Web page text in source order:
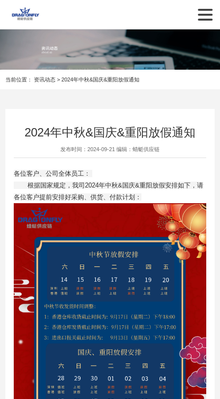
当前位置： 资讯动态 >2024年中秋&国庆&重阳放假通知
2024年中秋&国庆&重阳放假通知
发布时间：2024-09-21 编辑： 蜻蜓供应链
各位客户、公司全体员工：
根据国家规定，我司2024年中秋&国庆&重阳放假安排如下，请
各位客户提前安排好采购、供货、付款计划：